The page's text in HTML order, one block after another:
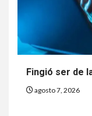
Fingió ser de
agosto 7, 2026